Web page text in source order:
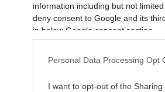
information including but not
deny consent to Google and its
in below Google consent section.
Personal Data Processing Opt
I want to opt-out of the Sharing